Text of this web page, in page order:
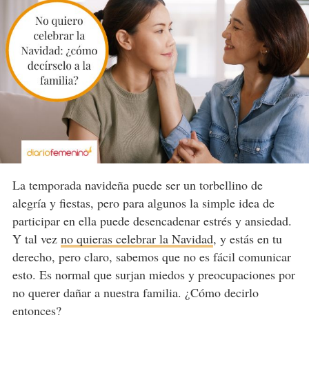
La temporada navideña puede ser un torbellino de
alegría y fiestas, pero para algunos la simple idea de
participar en ella puede desencadenar estrés y ansiedad.
Y tal vez no quieras celebrar la Navidad, y estás en tu
derecho, pero claro, sabemos que no es fácil comunicar
esto. Es normal que surjan miedos y preocupaciones por
no querer dañar a nuestra familia. ¿Cómo decirlo
entonces?